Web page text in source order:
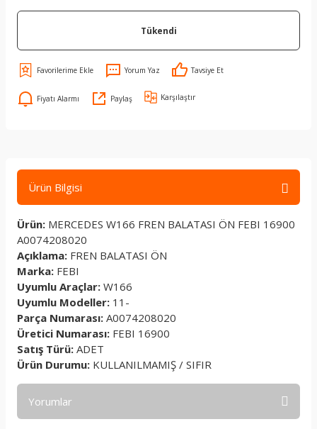
Tükendi
Yorum Yaz Tavsiye Et
Fiyatı Alarmı Paylaş Karşılaştır
Ürün Bilgisi
Ürün: MERCEDES W166 FREN BALATASI ÖN FEBI 16900
A0074208020
Açıklama: FREN BALATASI ÖN
Marka: FEBI
Uyumlu Araçlar: W166
Uyumlu Modeller: 11-
Parça Numarası: A0074208020
Üretici Numarası: FEBI 16900
Satış Türü: ADET
Ürün Durumu: KULLANILMAMIŞ / SIFIR
Yorumlar